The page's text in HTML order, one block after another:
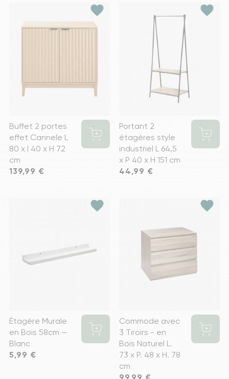
favorite
Buffet 2 portes
effet Cannele L
80 x l 40 x H 72
cm
Prix
139,99 €
favorite
Portant 2
étagères style
industriel L 64,5
x P 40 x H 151 cm
Prix
44,99 €
favorite
Étagère Murale
en Bois 58cm —
Blanc
Prix
5,99 €
favorite
Commode avec
3 Tiroirs - en
Bois Naturel L.
73 x P. 48 x H. 78
cm
Prix